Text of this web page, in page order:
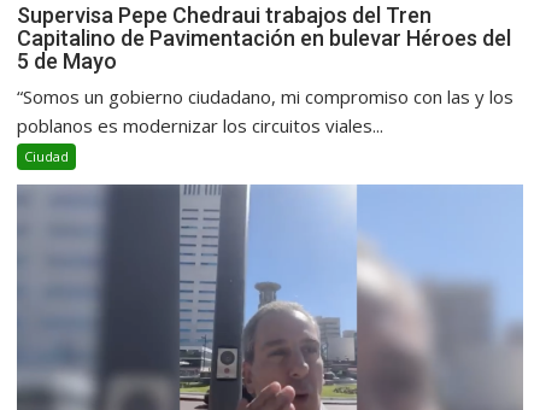
Supervisa Pepe Chedraui trabajos del Tren
Capitalino de Pavimentación en bulevar Héroes del
5 de Mayo
“Somos un gobierno ciudadano, mi compromiso con las y los
poblanos es modernizar los circuitos viales...
Ciudad